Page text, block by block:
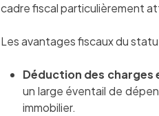
cadre fiscal particulièrement
Les avantages fiscaux du
Déduction des
un large éventail de
immobilier.